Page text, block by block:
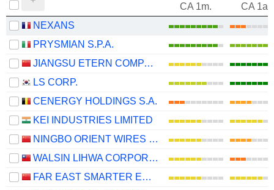
CA 1m.
CA 1an
NEXANS
PRYSMIAN S.P.A.
JIANGSU ETERN COMPANY LIMITED
LS CORP.
CENERGY HOLDINGS S.A.
KEI INDUSTRIES LIMITED
NINGBO ORIENT WIRES & CABLES CO.,LTD.
WALSIN LIHWA CORPORATION
FAR EAST SMARTER ENERGY CO., LTD.